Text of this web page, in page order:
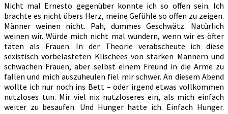
Nicht mal Ernesto gegenüber konnte ich so offen sein. Ich
brachte es nicht übers Herz, meine Gefühle so offen zu zeigen.
Männer weinen nicht. Pah, dummes Geschwätz. Natürlich
weinen wir. Würde mich nicht mal wundern, wenn wir es öfter
täten als Frauen. In der Theorie verabscheute ich diese
sexistisch vorbelasteten Klischees von starken Männern und
schwachen Frauen, aber selbst einem Freund in die Arme zu
fallen und mich auszuheulen fiel mir schwer. An diesem Abend
wollte ich nur noch ins Bett – oder irgend etwas vollkommen
nutzloses tun. Mir viel nix nutzloseres ein, als mich einfach
weiter zu besaufen. Und Hunger hatte ich. Einfach Hunger.